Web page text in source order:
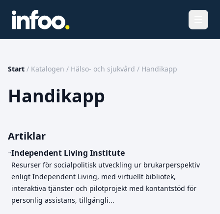
Start / Katalogen / Hälso- och sjukvård / Handikapp
Handikapp
Artiklar
Independent Living Institute
Resurser för socialpolitisk utveckling ur brukarperspektiv
enligt Independent Living, med virtuellt bibliotek,
interaktiva tjänster och pilotprojekt med kontantstöd för
personlig assistans, tillgängli...